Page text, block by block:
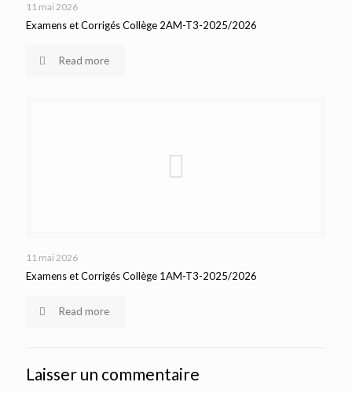
11 mai 2026
Examens et Corrigés Collège 2AM-T3-2025/2026
Read more
11 mai 2026
Examens et Corrigés Collège 1AM-T3-2025/2026
Read more
Laisser un commentaire